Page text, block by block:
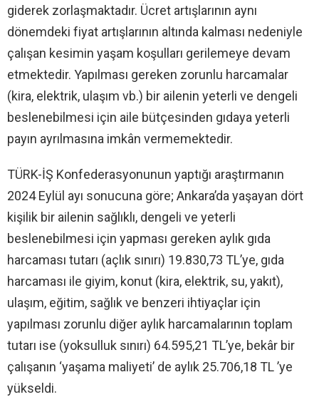
giderek zorlaşmaktadır. Ücret artışlarının aynı
dönemdeki fiyat artışlarının altında kalması nedeniyle
çalışan kesimin yaşam koşulları gerilemeye devam
etmektedir. Yapılması gereken zorunlu harcamalar
(kira, elektrik, ulaşım vb.) bir ailenin yeterli ve dengeli
beslenebilmesi için aile bütçesinden gıdaya yeterli
payın ayrılmasına imkân vermemektedir.
TÜRK-İŞ Konfederasyonunun yaptığı araştırmanın
2024 Eylül ayı sonucuna göre; Ankara’da yaşayan dört
kişilik bir ailenin sağlıklı, dengeli ve yeterli
beslenebilmesi için yapması gereken aylık gıda
harcaması tutarı (açlık sınırı) 19.830,73 TL’ye, gıda
harcaması ile giyim, konut (kira, elektrik, su, yakıt),
ulaşım, eğitim, sağlık ve benzeri ihtiyaçlar için
yapılması zorunlu diğer aylık harcamalarının toplam
tutarı ise (yoksulluk sınırı) 64.595,21 TL’ye, bekâr bir
çalışanın ‘yaşama maliyeti’ de aylık 25.706,18 TL ’ye
yükseldi.